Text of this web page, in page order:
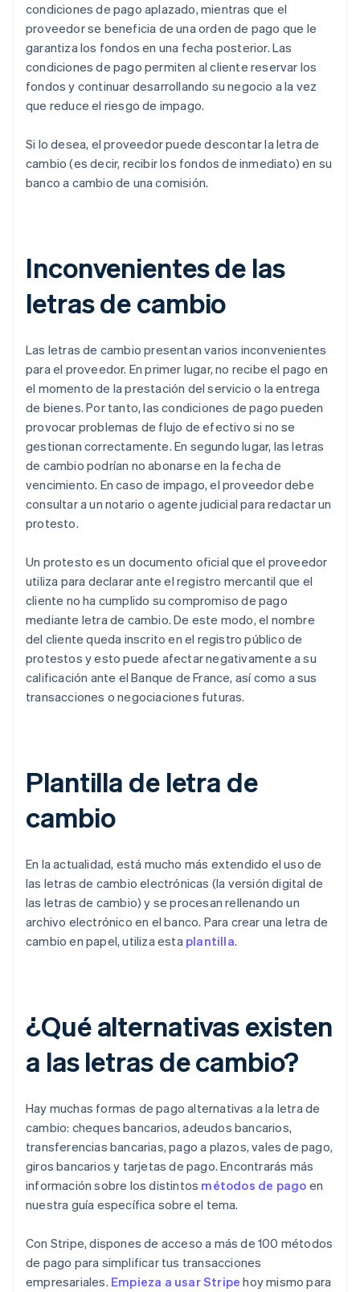
condiciones de pago aplazado, mientras que el
proveedor se beneficia de una orden de pago que le
garantiza los fondos en una fecha posterior. Las
condiciones de pago permiten al cliente reservar los
fondos y continuar desarrollando su negocio a la vez
que reduce el riesgo de impago.
Si lo desea, el proveedor puede descontar la letra de
cambio (es decir, recibir los fondos de inmediato) en su
banco a cambio de una comisión.
Inconvenientes de las
letras de cambio
Las letras de cambio presentan varios inconvenientes
para el proveedor. En primer lugar, no recibe el pago en
el momento de la prestación del servicio o la entrega
de bienes. Por tanto, las condiciones de pago pueden
provocar problemas de flujo de efectivo si no se
gestionan correctamente. En segundo lugar, las letras
de cambio podrían no abonarse en la fecha de
vencimiento. En caso de impago, el proveedor debe
consultar a un notario o agente judicial para redactar un
protesto.
Un protesto es un documento oficial que el proveedor
utiliza para declarar ante el registro mercantil que el
cliente no ha cumplido su compromiso de pago
mediante letra de cambio. De este modo, el nombre
del cliente queda inscrito en el registro público de
protestos y esto puede afectar negativamente a su
calificación ante el Banque de France, así como a sus
transacciones o negociaciones futuras.
Plantilla de letra de
cambio
En la actualidad, está mucho más extendido el uso de
las letras de cambio electrónicas (la versión digital de
las letras de cambio) y se procesan rellenando un
archivo electrónico en el banco. Para crear una letra de
cambio en papel, utiliza esta plantilla.
¿Qué alternativas existen
a las letras de cambio?
Hay muchas formas de pago alternativas a la letra de
cambio: cheques bancarios, adeudos bancarios,
transferencias bancarias, pago a plazos, vales de pago,
giros bancarios y tarjetas de pago. Encontrarás más
información sobre los distintos métodos de pago en
nuestra guía específica sobre el tema.
Con Stripe, dispones de acceso a más de 100 métodos
de pago para simplificar tus transacciones
empresariales. Empieza a usar Stripe hoy mismo para